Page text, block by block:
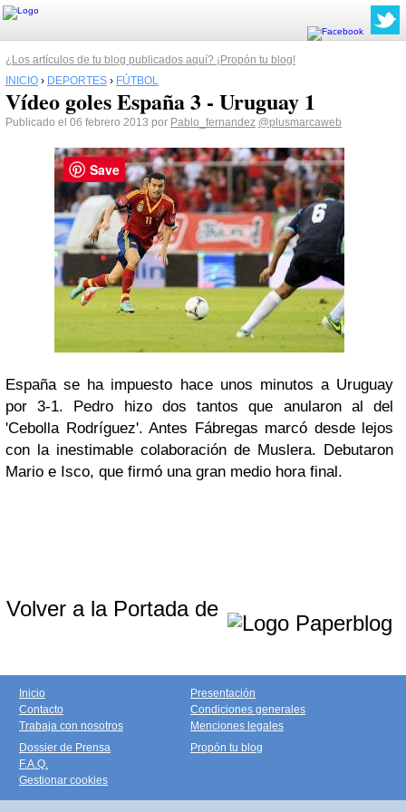
¿Los artículos de tu blog publicados aquí? ¡Propón tu blog!
INICIO › DEPORTES › FÚTBOL
Vídeo goles España 3 - Uruguay 1
Publicado el 06 febrero 2013 por Pablo_fernandez @plusmarcaweb
España se ha impuesto hace unos minutos a Uruguay
por 3-1. Pedro hizo dos tantos que anularon al del
'Cebolla Rodríguez'. Antes Fábregas marcó desde lejos
con la inestimable colaboración de Muslera. Debutaron
Mario e Isco, que firmó una gran medio hora final.
Volver a la Portada de
Inicio
Contacto
Trabaja con nosotros
Presentación
Condiciones generales
Menciones legales
Dossier de Prensa
F.A.Q.
Gestionar cookies
Propón tu blog
Save